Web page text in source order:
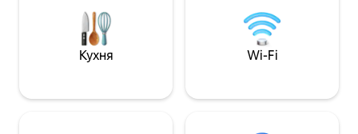
насолоджуватися видом на море з
квартира знаходиться лише в
декількох кроках від усіх магазинів,
зручний диван,
піч. Доступний
електромобіля.
Кухня Wi-Fi